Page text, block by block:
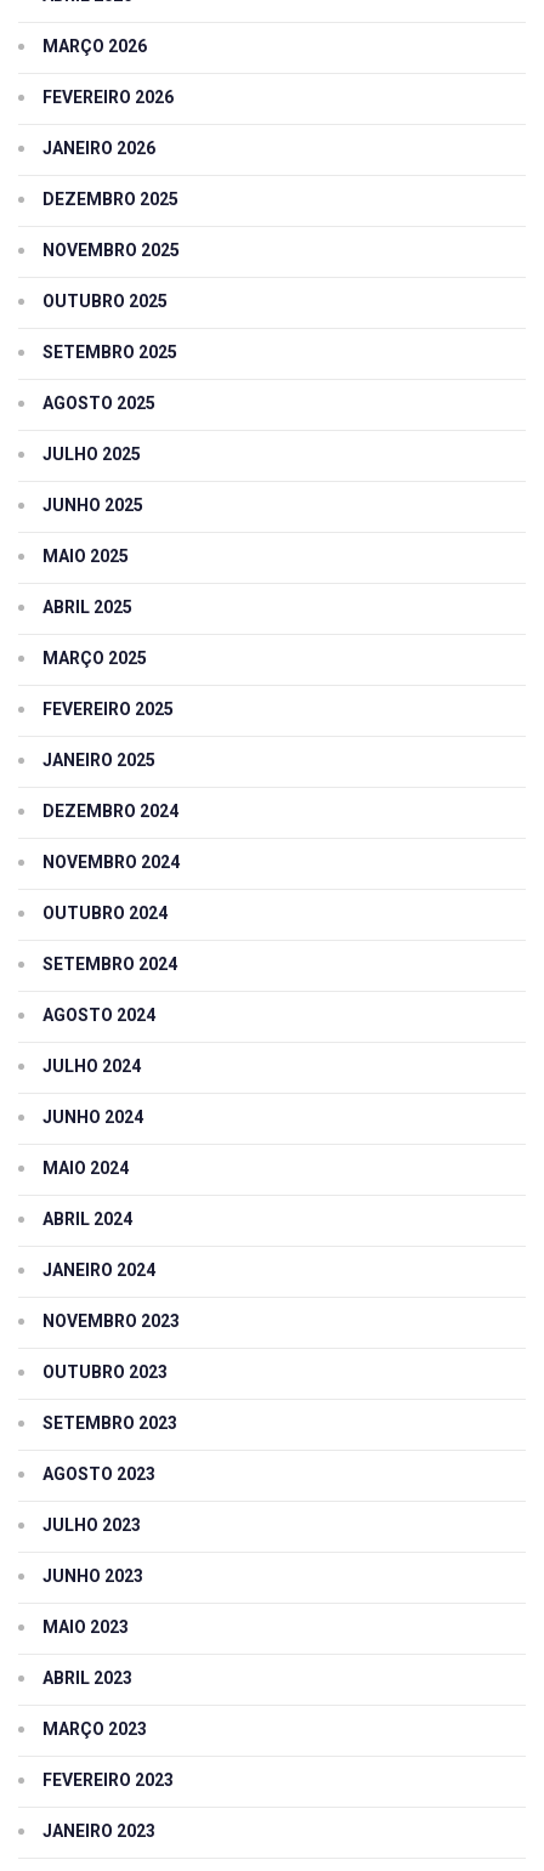
MARÇO 2026
FEVEREIRO 2026
JANEIRO 2026
DEZEMBRO 2025
NOVEMBRO 2025
OUTUBRO 2025
SETEMBRO 2025
AGOSTO 2025
JULHO 2025
JUNHO 2025
MAIO 2025
ABRIL 2025
MARÇO 2025
FEVEREIRO 2025
JANEIRO 2025
DEZEMBRO 2024
NOVEMBRO 2024
OUTUBRO 2024
SETEMBRO 2024
AGOSTO 2024
JULHO 2024
JUNHO 2024
MAIO 2024
ABRIL 2024
JANEIRO 2024
NOVEMBRO 2023
OUTUBRO 2023
SETEMBRO 2023
AGOSTO 2023
JULHO 2023
JUNHO 2023
MAIO 2023
ABRIL 2023
MARÇO 2023
FEVEREIRO 2023
JANEIRO 2023